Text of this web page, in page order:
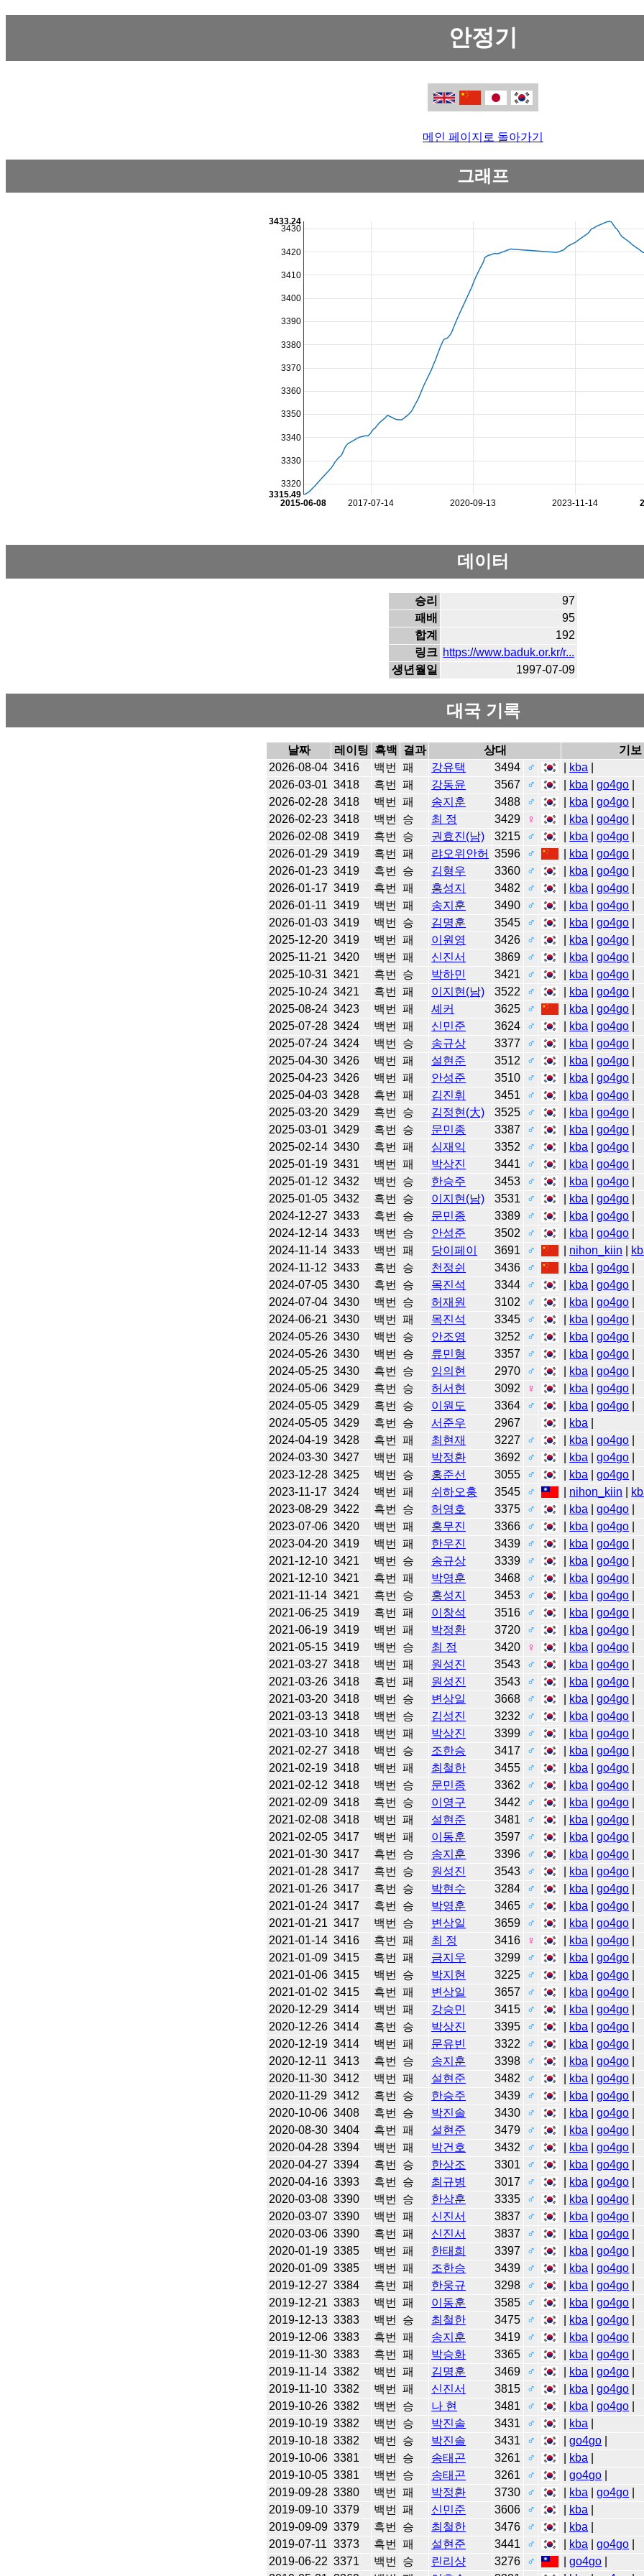
안정기
메인 페이지로 돌아가기
그래프
2017-07-14 2020-09-13 2023-11-14
2015-06-08
3320
3330
3340
3350
3360
3370
3380
3390
3400
3410
3420
3430
3315.49
3433.24
데이터
승리
97
패배
95
합계
192
링크 https://www.baduk.or.kr/r...
생년월일
1997-07-09
대국 기록
날짜 레이팅 흑백 결과 상대
기보
2026-08-04 3416 백번 패 강유택 3494 ♂ kba
2026-03-01 3418 흑번 패 강동윤 3567 ♂ kba |go4go
2026-02-28 3418 백번 패 송지훈 3488 ♂ kba |go4go
2026-02-23 3418 백번 승 최 정 3429 ♀ kba |go4go
2026-02-08 3419 흑번 승 권효진(남) 3215 ♂ kba |go4go
2026-01-29 3419 흑번 패 랴오위안허 3596 ♂ kba |go4go
2026-01-23 3419 흑번 승 김형우 3360 ♂ kba |go4go
2026-01-17 3419 흑번 패 홍성지 3482 ♂ kba |go4go
2026-01-11 3419 백번 패 송지훈 3490 ♂ kba |go4go
2026-01-03 3419 백번 승 김명훈 3545 ♂ kba |go4go
2025-12-20 3419 백번 패 이원영 3426 ♂ kba |go4go
2025-11-21 3420 백번 패 신진서 3869 ♂ kba |go4go
2025-10-31 3421 흑번 승 박하민 3421 ♂ kba |go4go
2025-10-24 3421 흑번 패 이지현(남) 3522 ♂ kba |go4go
2025-08-24 3423 백번 패 셰커 3625 ♂ kba |go4go
2025-07-28 3424 백번 패 신민준 3624 ♂ kba |go4go
2025-07-24 3424 백번 승 송규상 3377 ♂ kba |go4go
2025-04-30 3426 백번 패 설현준 3512 ♂ kba |go4go
2025-04-23 3426 백번 패 안성준 3510 ♂ kba |go4go
2025-04-03 3428 흑번 패 김진휘 3451 ♂ kba |go4go
2025-03-20 3429 흑번 승 김정현(大) 3525 ♂ kba |go4go
2025-03-01 3429 흑번 승 문민종 3387 ♂ kba |go4go
2025-02-14 3430 흑번 패 심재익 3352 ♂ kba |go4go
2025-01-19 3431 백번 패 박상진 3441 ♂ kba |go4go
2025-01-12 3432 백번 승 한승주 3453 ♂ kba |go4go
2025-01-05 3432 흑번 승 이지현(남) 3531 ♂ kba |go4go
2024-12-27 3433 흑번 승 문민종 3389 ♂ kba |go4go
2024-12-14 3433 백번 승 안성준 3502 ♂ kba |go4go
2024-11-14 3433 백번 패 당이페이 3691 ♂ nihon_kiin
2024-11-12 3433 흑번 승 천정쉰 3436 ♂ kba |go4go
2024-07-05 3430 흑번 승 목진석 3344 ♂ kba |go4go
2024-07-04 3430 백번 승 허재원 3102 ♂ kba |go4go
2024-06-21 3430 백번 패 목진석 3345 ♂ kba |go4go
2024-05-26 3430 백번 승 안조영 3252 ♂ kba |go4go
2024-05-26 3430 백번 승 류민형 3357 ♂ kba |go4go
2024-05-25 3430 흑번 승 임의현 2970 ♂ kba |go4go
2024-05-06 3429 흑번 승 허서현 3092 ♀ kba |go4go
2024-05-05 3429 흑번 승 이원도 3364 ♂ kba |go4go
2024-05-05 3429 흑번 승 서준우 2967 kba
2024-04-19 3428 흑번 패 최현재 3227 ♂ kba |go4go
2024-03-30 3427 백번 패 박정환 3692 ♂ kba |go4go
2023-12-28 3425 백번 승 홍준선 3055 ♂ kba |go4go
2023-11-17 3424 백번 패 쉬하오훙 3545 ♂ nihon_kiin
2023-08-29 3422 흑번 승 허영호 3375 ♂ kba |go4go
2023-07-06 3420 백번 패 홍무진 3366 ♂ kba |go4go
2023-04-20 3419 백번 패 한우진 3439 ♂ kba |go4go
2021-12-10 3421 백번 승 송규상 3339 ♂ kba |go4go
2021-12-10 3421 흑번 패 박영훈 3468 ♂ kba |go4go
2021-11-14 3421 흑번 승 홍성지 3453 ♂ kba |go4go
2021-06-25 3419 흑번 패 이창석 3516 ♂ kba |go4go
2021-06-19 3419 백번 패 박정환 3720 ♂ kba |go4go
2021-05-15 3419 백번 승 최 정 3420 ♀ kba |go4go
2021-03-27 3418 백번 패 원성진 3543 ♂ kba |go4go
2021-03-26 3418 흑번 패 원성진 3543 ♂ kba |go4go
2021-03-20 3418 백번 승 변상일 3668 ♂ kba |go4go
2021-03-13 3418 백번 승 김성진 3232 ♂ kba |go4go
2021-03-10 3418 백번 패 박상진 3399 ♂ kba |go4go
2021-02-27 3418 백번 승 조한승 3417 ♂ kba |go4go
2021-02-19 3418 백번 패 최철한 3455 ♂ kba |go4go
2021-02-12 3418 백번 승 문민종 3362 ♂ kba |go4go
2021-02-09 3418 흑번 승 이영구 3442 ♂ kba |go4go
2021-02-08 3418 백번 패 설현준 3481 ♂ kba |go4go
2021-02-05 3417 백번 패 이동훈 3597 ♂ kba |go4go
2021-01-30 3417 흑번 승 송지훈 3396 ♂ kba |go4go
2021-01-28 3417 흑번 승 원성진 3543 ♂ kba |go4go
2021-01-26 3417 흑번 승 박현수 3284 ♂ kba |go4go
2021-01-24 3417 흑번 승 박영훈 3465 ♂ kba |go4go
2021-01-21 3417 백번 승 변상일 3659 ♂ kba |go4go
2021-01-14 3416 흑번 패 최 정 3416 ♀ kba |go4go
2021-01-09 3415 흑번 패 금지우 3299 ♂ kba |go4go
2021-01-06 3415 백번 승 박지현 3225 ♂ kba |go4go
2021-01-02 3415 흑번 패 변상일 3657 ♂ kba |go4go
2020-12-29 3414 백번 패 강승민 3415 ♂ kba |go4go
2020-12-26 3414 흑번 승 박상진 3395 ♂ kba |go4go
2020-12-19 3414 백번 패 문유빈 3322 ♂ kba |go4go
2020-12-11 3413 흑번 승 송지훈 3398 ♂ kba |go4go
2020-11-30 3412 백번 패 설현준 3482 ♂ kba |go4go
2020-11-29 3412 흑번 승 한승주 3439 ♂ kba |go4go
2020-10-06 3408 흑번 승 박진솔 3430 ♂ kba |go4go
2020-08-30 3404 흑번 패 설현준 3479 ♂ kba |go4go
2020-04-28 3394 백번 패 박건호 3432 ♂ kba |go4go
2020-04-27 3394 흑번 승 한상조 3301 ♂ kba |go4go
2020-04-16 3393 흑번 승 최규병 3017 ♂ kba |go4go
2020-03-08 3390 백번 승 한상훈 3335 ♂ kba |go4go
2020-03-07 3390 백번 패 신진서 3837 ♂ kba |go4go
2020-03-06 3390 흑번 패 신진서 3837 ♂ kba |go4go
2020-01-19 3385 백번 패 한태희 3397 ♂ kba |go4go
2020-01-09 3385 백번 패 조한승 3439 ♂ kba |go4go
2019-12-27 3384 흑번 패 한웅규 3298 ♂ kba |go4go
2019-12-21 3383 백번 패 이동훈 3585 ♂ kba |go4go
2019-12-13 3383 백번 승 최철한 3475 ♂ kba |go4go
2019-12-06 3383 흑번 패 송지훈 3419 ♂ kba |go4go
2019-11-30 3383 흑번 패 박승화 3365 ♂ kba |go4go
2019-11-14 3382 백번 패 김명훈 3469 ♂ kba |go4go
2019-11-10 3382 백번 패 신진서 3815 ♂ kba |go4go
2019-10-26 3382 백번 승 나 현 3481 ♂ kba |go4go
2019-10-19 3382 백번 승 박진솔 3431 ♂ kba
2019-10-18 3382 백번 승 박진솔 3431 ♂ |go4go
2019-10-06 3381 백번 승 송태곤 3261 ♂ kba
2019-10-05 3381 백번 승 송태곤 3261 ♂ |go4go
2019-09-28 3380 백번 패 박정환 3730 ♂ kba |go4go
2019-09-10 3379 백번 패 신민준 3606 ♂ kba
2019-09-09 3379 흑번 승 최철한 3476 ♂ kba
2019-07-11 3373 흑번 패 설현준 3441 ♂ kba |go4go
2019-06-22 3371 백번 승 린리샹 3276 ♂ |go4go